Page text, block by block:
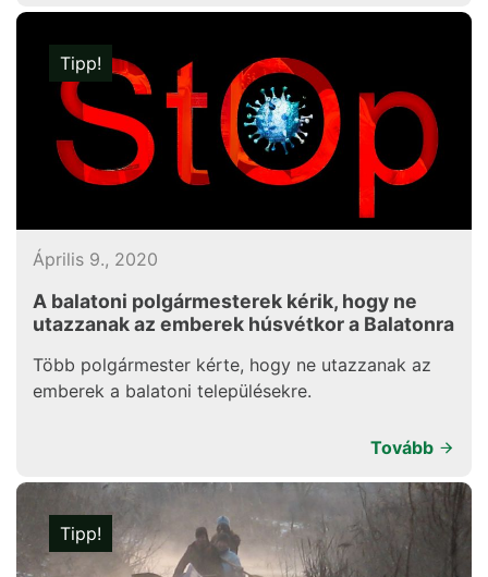
Tipp!
Április 9., 2020
A balatoni polgármesterek kérik, hogy ne
utazzanak az emberek húsvétkor a Balatonra
Több polgármester kérte, hogy ne utazzanak az
emberek a balatoni településekre.
Tovább
Tipp!